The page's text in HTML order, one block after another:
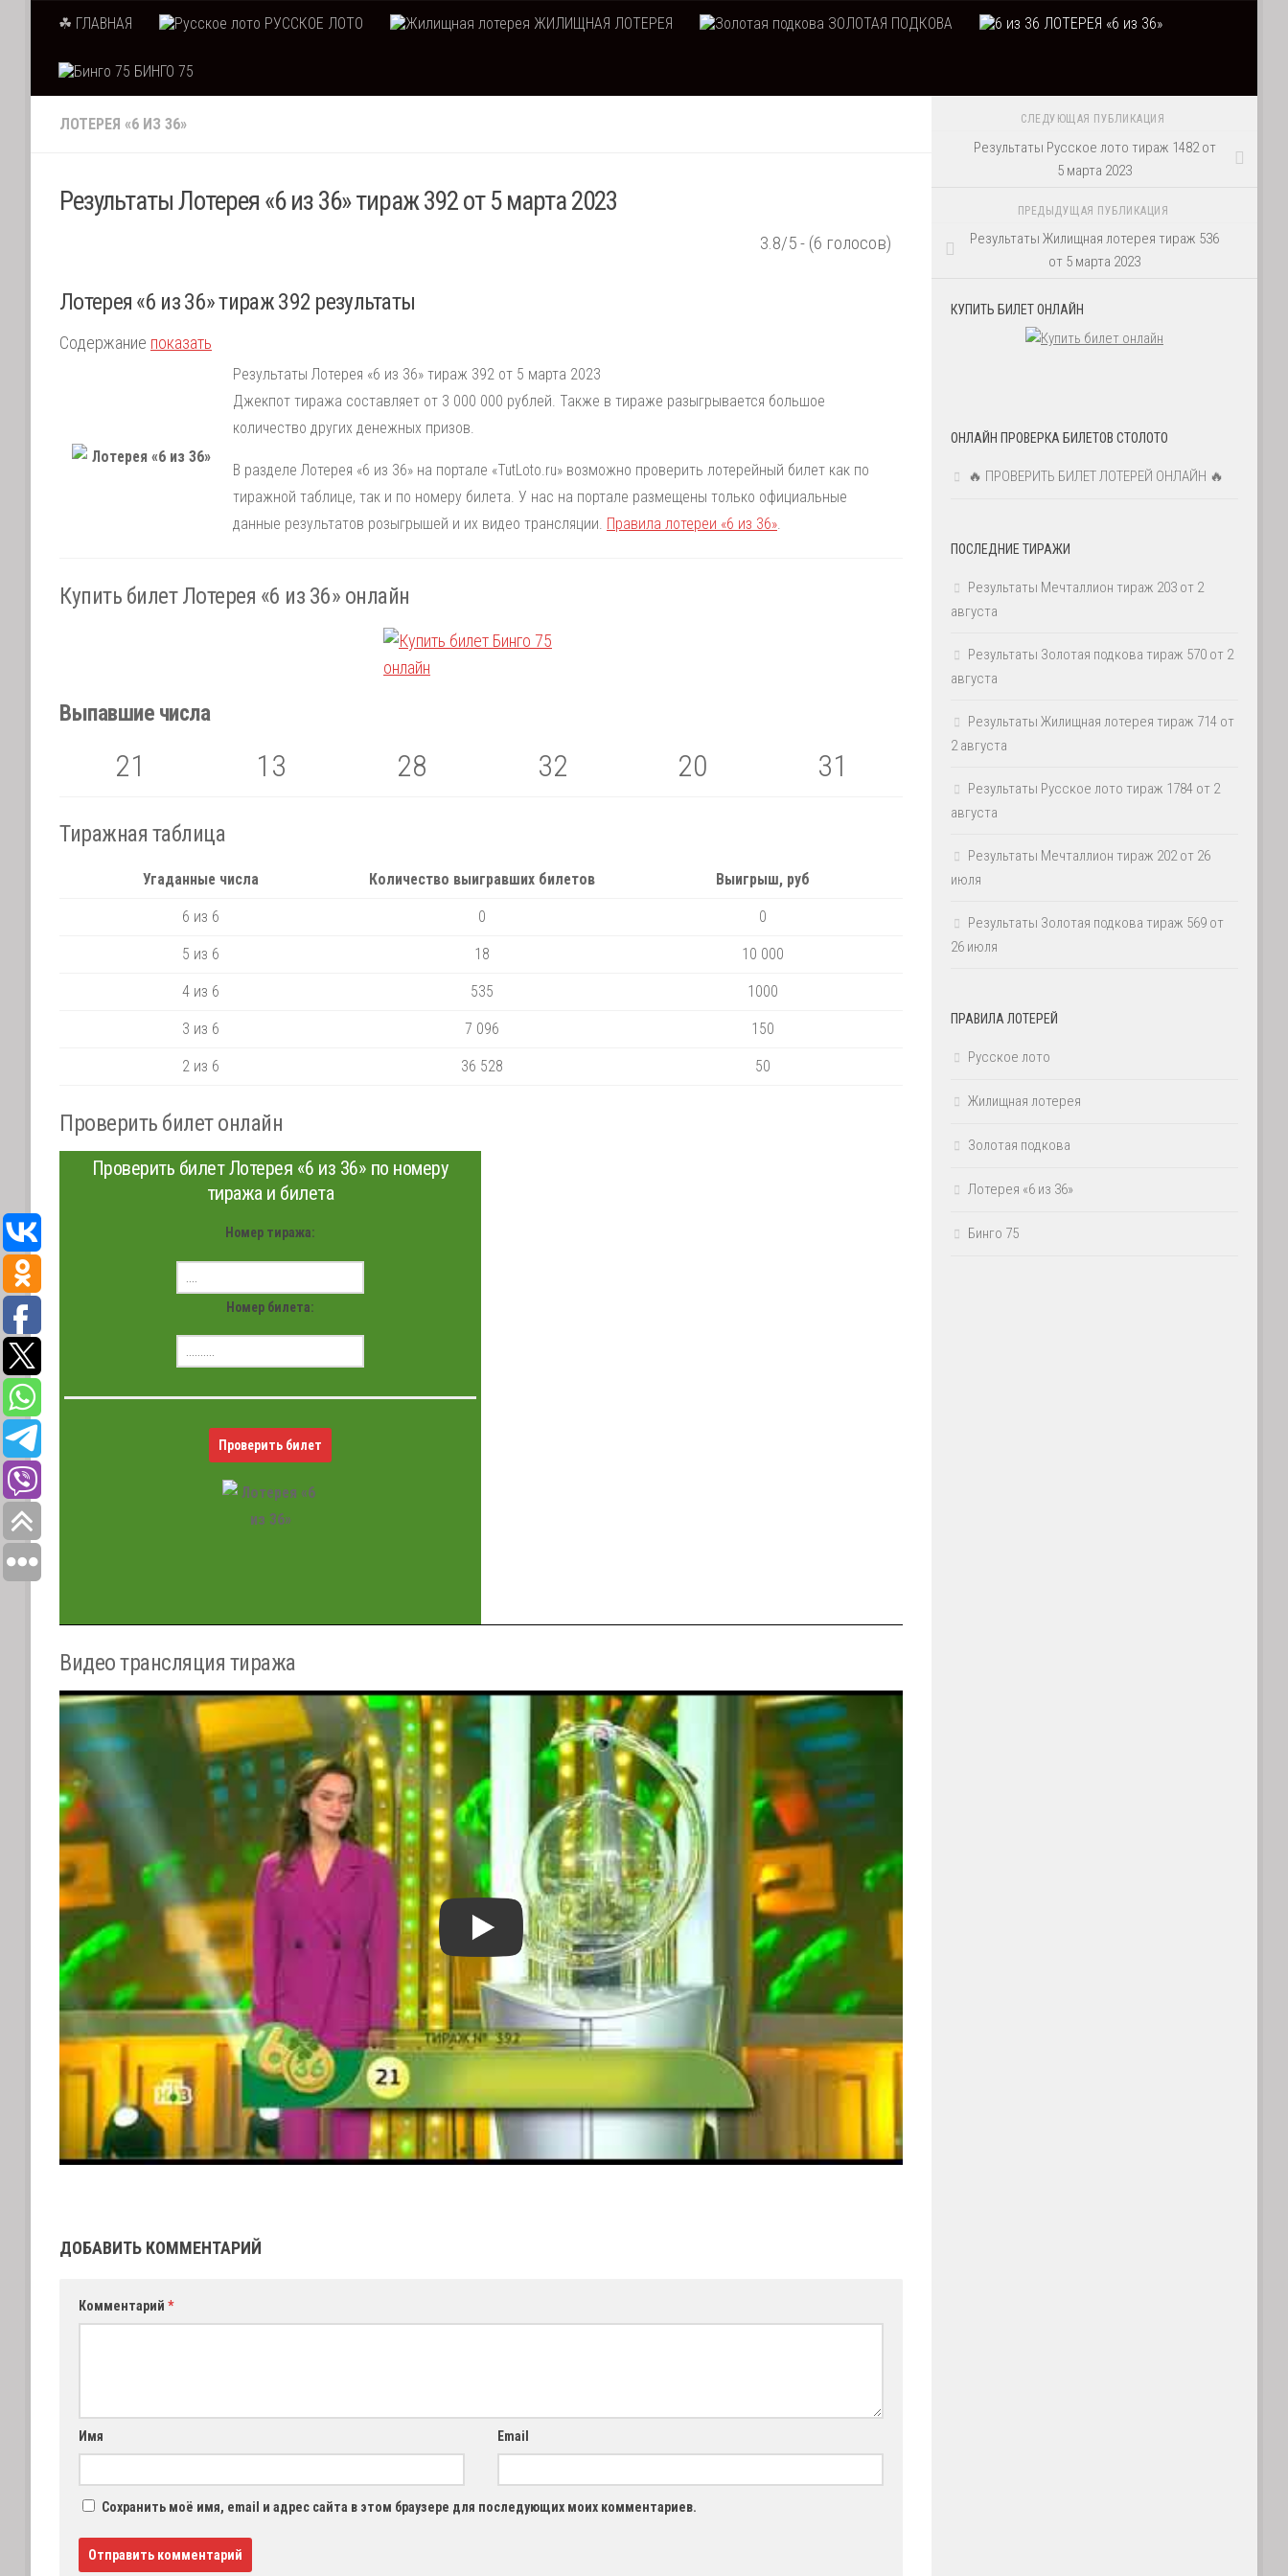
Skip to content
☘ ГЛАВНАЯ РУССКОЕ ЛОТО ЖИЛИЩНАЯ ЛОТЕРЕЯ ЗОЛОТАЯ ПОДКОВА ЛОТЕРЕЯ «6 из 36»
БИНГО 75
ЛОТЕРЕЯ «6 ИЗ 36»
Результаты Лотерея «6 из 36» тираж 392 от 5 марта 2023
3.8/5 - (6 голосов)
Лотерея «6 из 36» тираж 392 результаты
Содержание показать
Результаты Лотерея «6 из 36» тираж 392 от 5 марта 2023
Джекпот тиража составляет от 3 000 000 рублей. Также в тираже разыгрывается большое
количество других денежных призов.
В разделе Лотерея «6 из 36» на портале «TutLoto.ru» возможно проверить лотерейный билет как по
тиражной таблице, так и по номеру билета. У нас на портале размещены только официальные
данные результатов розыгрышей и их видео трансляции. Правила лотереи «6 из 36»
Купить билет Лотерея «6 из 36» онлайн
Выпавшие числа
21 13 28 32 20 31
Тиражная таблица
Угаданные числа Количество выигравших билетов Выигрыш, руб
6 из 6 0 0
5 из 6 18 10 000
4 из 6 535 1000
3 из 6 7 096 150
2 из 6 36 528 50
Проверить билет онлайн
Проверить билет Лотерея «6 из 36» по номеру
тиража и билета
Номер тиража:
Номер билета:
Проверить билет
Видео трансляция тиража
ДОБАВИТЬ КОММЕНТАРИЙ
Комментарий *
Имя Email
Сохранить моё имя, email и адрес сайта в этом браузере для последующих моих комментариев.
СЛЕДУЮЩАЯ ПУБЛИКАЦИЯ
Результаты Русское лото тираж 1482 от
5 марта 2023
ПРЕДЫДУЩАЯ ПУБЛИКАЦИЯ
Результаты Жилищная лотерея тираж 536
от 5 марта 2023
КУПИТЬ БИЛЕТ ОНЛАЙН
ОНЛАЙН ПРОВЕРКА БИЛЕТОВ СТОЛОТО
🔥 ПРОВЕРИТЬ БИЛЕТ ЛОТЕРЕЙ ОНЛАЙН 🔥
ПОСЛЕДНИЕ ТИРАЖИ
Результаты Мечталлион тираж 203 от 2
августа
Результаты Золотая подкова тираж 570 от 2
августа
Результаты Жилищная лотерея тираж 714 от
2 августа
Результаты Русское лото тираж 1784 от 2
августа
Результаты Мечталлион тираж 202 от 26
июля
Результаты Золотая подкова тираж 569 от
26 июля
ПРАВИЛА ЛОТЕРЕЙ
Русское лото
Жилищная лотерея
Золотая подкова
Лотерея «6 из 36»
Бинго 75